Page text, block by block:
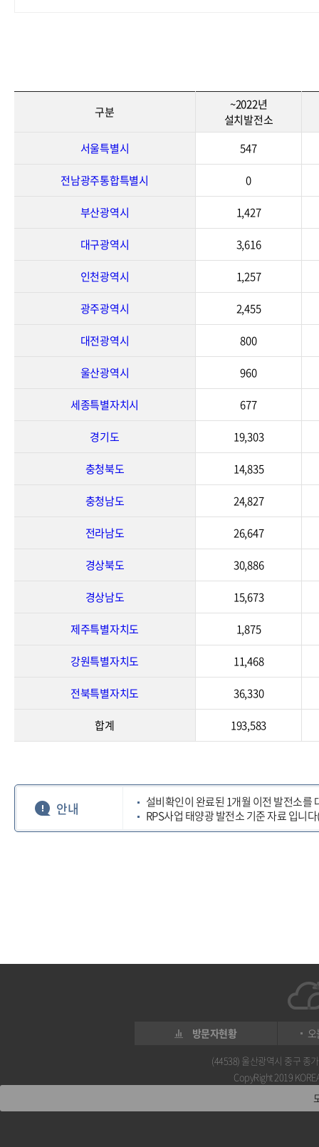
구분
~2022년
설치발전소
서울특별시
547
전남광주통합특별시 0
부산광역시 1,427
대구광역시 3,616
인천광역시 1,257
광주광역시 2,455
대전광역시 800
울산광역시 960
세종특별자치시 677
경기도 19,303
충청북도 14,835
충청남도 24,827
전라남도 26,647
경상북도 30,886
경상남도 15,673
제주특별자치도 1,875
강원특별자치도 11,468
전북특별자치도 36,330
합계 193,583
안내
설비확인이 완료된 1개월 이전 발전소를
RPS사업 태양광 발전소 기준 자료 입니
방문자현황
(44538) 울산광역시 중구 종
CopyRight 2019